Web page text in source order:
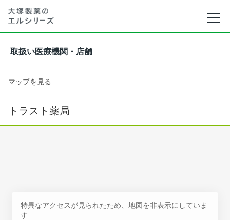
取扱い医療機関・店舗
マップを見る
トラスト薬局
特異なアクセスが見られたため、地図を非表示にしていま
す